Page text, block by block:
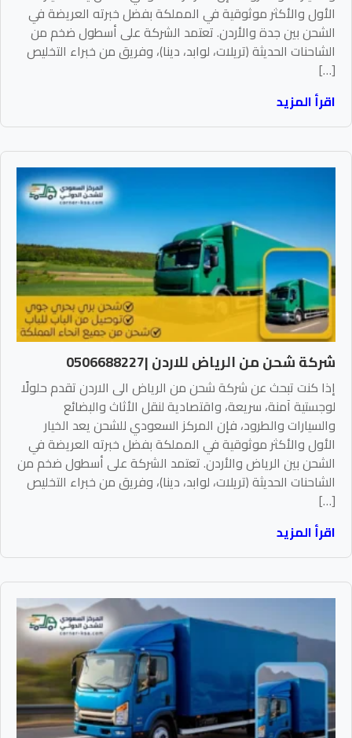
الأول والأكثر موثوقية في المملكة بفضل خبرته العريضة في
الشحن بين جدة والأردن. تعتمد الشركة على أسطول ضخم من
الشاحنات الحديثة (تريلات، لوابد، دينا)، وفريق من خبراء التخليص
[…]
اقرأ المزيد
شركة شحن من الرياض للاردن |0506688227
إذا كنت تبحث عن شركة شحن من الرياض الى الاردن تقدم حلولًا
لوجستية آمنة، سريعة، واقتصادية لنقل الأثاث والبضائع
والسيارات والطرود، فإن المركز السعودي للشحن يعد الخيار
الأول والأكثر موثوقية في المملكة بفضل خبرته العريضة في
الشحن بين الرياض والأردن. تعتمد الشركة على أسطول ضخم من
الشاحنات الحديثة (تريلات، لوابد، دينا)، وفريق من خبراء التخليص
[…]
اقرأ المزيد